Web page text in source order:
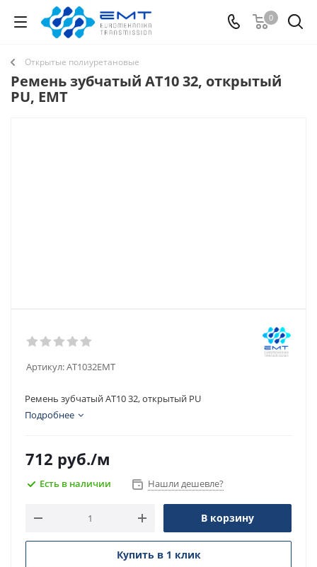
0
Открытые полиуретановые
Ремень зубчатый AT10 32, открытый
PU, EMT
Артикул:AT1032EMT
Ремень зубчатый AT10 32, открытый PU
Подробнее
712 руб./м
Есть в наличии Нашли дешевле?
В корзину
Купить в 1 клик